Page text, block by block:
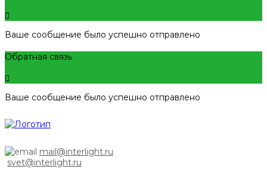
Ваше сообщение было успешно отправлено
Обратная связь
Ваше сообщение было успешно отправлено
mail@interlight.ru
svet@interlight.ru